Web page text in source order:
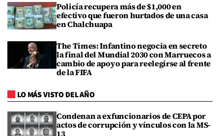
Policía recupera más de $1,000 en
efectivo que fueron hurtados de una casa
en Chalchuapa
The Times: Infantino negocia en secreto
la final del Mundial 2030 con Marruecos a
cambio de apoyo para reelegirse al frente
de la FIFA
LO MÁS VISTO DEL AÑO
Condenan a exfuncionarios de CEPA por
actos de corrupción y vínculos con la MS-
13